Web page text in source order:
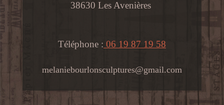
38630 Les Avenières
Téléphone : 06 19 87 19 58
melaniebourlonsculptures@gmail.com